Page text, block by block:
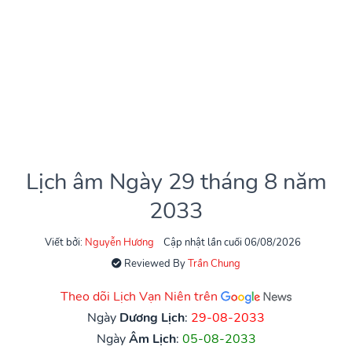
Lịch âm Ngày 29 tháng 8 năm
2033
Viết bởi: Nguyễn Hương
Cập nhật lần cuối 06/08/2026
Reviewed ByTrần Chung
Theo dõi Lịch Vạn Niên trên
Ngày Dương Lịch: 29-08-2033
NgàyÂm Lịch: 05-08-2033